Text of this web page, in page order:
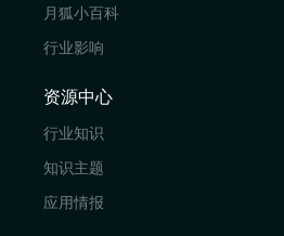
月狐小百科
行业影响
资源中心
行业知识
知识主题
应用情报